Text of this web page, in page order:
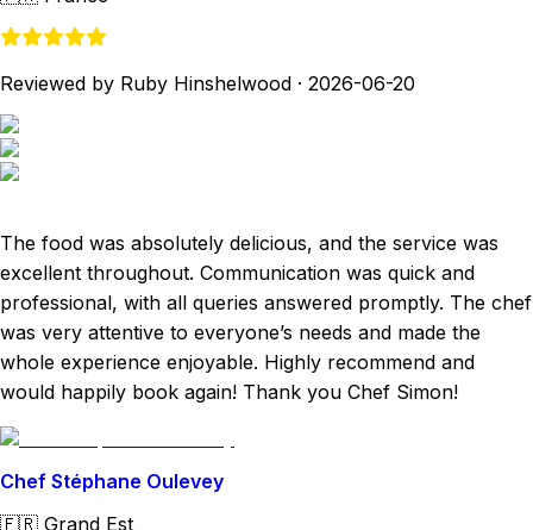
Reviewed by Ruby Hinshelwood · 2026-06-20
The food was absolutely delicious, and the service was
excellent throughout. Communication was quick and
professional, with all queries answered promptly. The chef
was very attentive to everyone’s needs and made the
whole experience enjoyable. Highly recommend and
would happily book again! Thank you Chef Simon!
Chef Stéphane Oulevey
🇫🇷 Grand Est